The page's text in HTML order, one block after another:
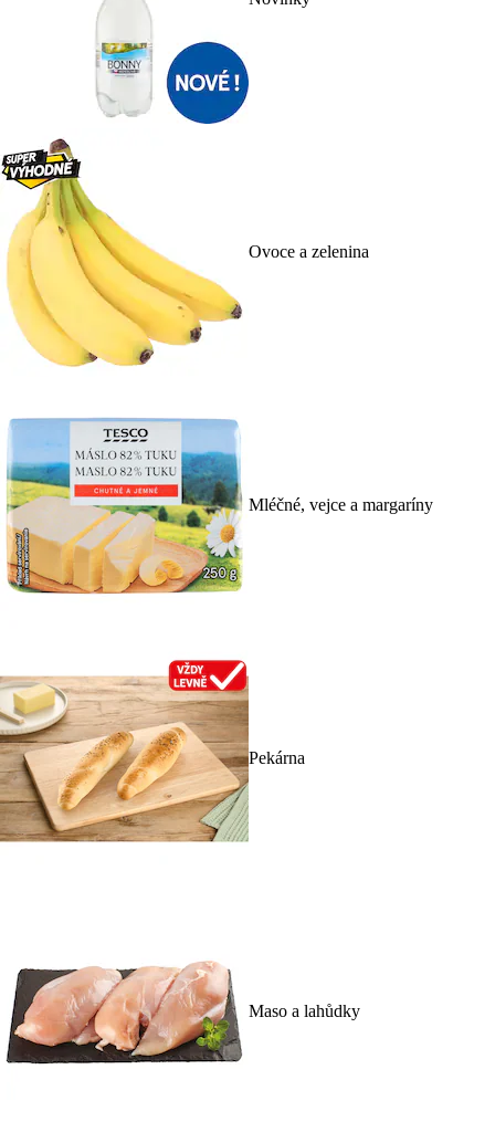
Ovoce a zelenina
Mléčné, vejce a margaríny
Pekárna
Maso a lahůdky